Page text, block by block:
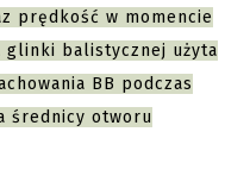
prędkość w momencie
glinki balistycznej użyta
BB podczas
średnicy otworu